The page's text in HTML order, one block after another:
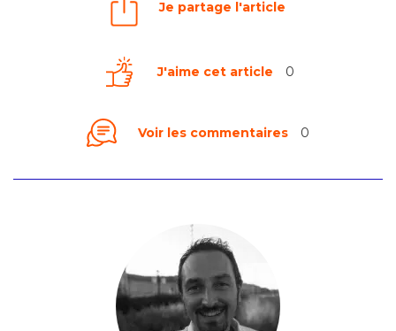
Je partage l'article
J'aime cet article 0
Voir les commentaires 0